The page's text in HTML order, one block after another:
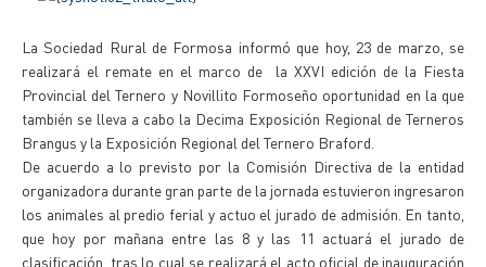
La Sociedad Rural de Formosa informó que hoy, 23 de marzo, se
realizará el remate en el marco de la XXVI edición de la Fiesta
Provincial del Ternero y Novillito Formoseño oportunidad en la que
también se lleva a cabo la Decima Exposición Regional de Terneros
Brangus y la Exposición Regional del Ternero Braford.
De acuerdo a lo previsto por la Comisión Directiva de la entidad
organizadora durante gran parte de la jornada estuvieron ingresaron
los animales al predio ferial y actuo el jurado de admisión. En tanto,
que hoy por mañana entre las 8 y las 11 actuará el jurado de
clasificación, tras lo cual se realizará el acto oficial de inauguración